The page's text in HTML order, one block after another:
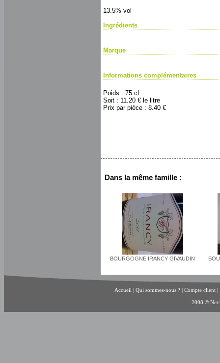
13.5% vol
Ingrédients
Marque
Informations complémentaires
Poids : 75 cl
Soit : 11.20 € le litre
Prix par pièce : 8.40 €
Dans la même famille :
BOURGOGNE IRANCY GIVAUDIN
Accueil Qui sommes-nous ?| Compte client
2008 ©